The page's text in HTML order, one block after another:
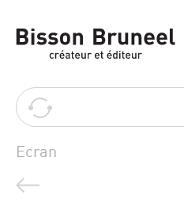
Ecran